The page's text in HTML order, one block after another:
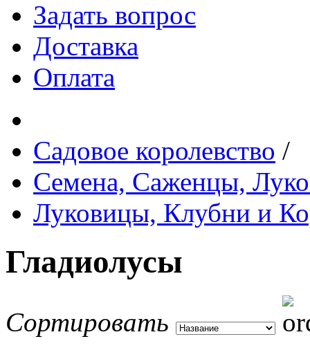
Задать вопрос
Доставка
Оплата
Садовое королевство /
Семена, Саженцы,
Луковицы, Клубни и
Гладиолусы
Сортировать